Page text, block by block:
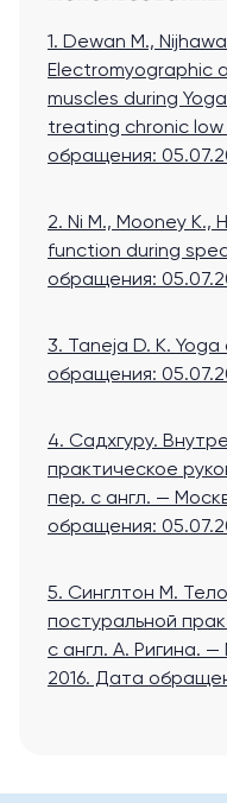
1. Dewan M.,
Electromyographic
muscles during
treating chronic low
обращения:
2. Ni M., Mooney K.,
function during
обращения:
3. Taneja D. K.
обращения:
4. Садхгуру.
практическое
пер. с англ. —
обращения:
5. Синглтон М.
постуральной
с англ. А. Ригина.
2016. Дата